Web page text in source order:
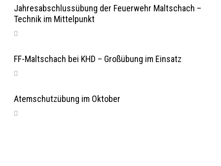
Jahresabschlussübung der Feuerwehr Maltschach –
Technik im Mittelpunkt
FF-Maltschach bei KHD – Großübung im Einsatz
Atemschutzübung im Oktober